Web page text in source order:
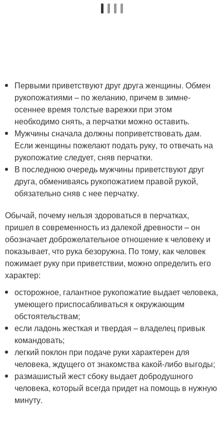
Первыми приветствуют друг друга женщины. Обмен
рукопожатиями – по желанию, причем в зимне-
осеннее время толстые варежки при этом
необходимо снять, а перчатки можно оставить.
Мужчины сначала должны поприветствовать дам.
Если женщины пожелают подать руку, то отвечать на
рукопожатие следует, сняв перчатки.
В последнюю очередь мужчины приветствуют друг
друга, обмениваясь рукопожатием правой рукой,
обязательно сняв с нее перчатку.
Обычай, почему нельзя здороваться в перчатках,
пришел в современность из далекой древности – он
обозначает доброжелательное отношение к человеку и
показывает, что рука безоружна. По тому, как человек
пожимает руку при приветствии, можно определить его
характер:
осторожное, галантное рукопожатие выдает человека,
умеющего приспосабливаться к окружающим
обстоятельствам;
если ладонь жесткая и твердая – владелец привык
командовать;
легкий поклон при подаче руки характерен для
человека, ждущего от знакомства какой-либо выгоды;
размашистый жест сбоку выдает добродушного
человека, который всегда придет на помощь в нужную
минуту.